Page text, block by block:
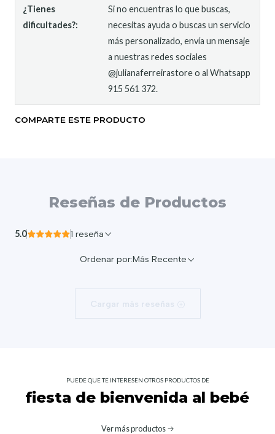
¿Tienes
dificultades?:
Si no encuentras lo que buscas,
necesitas ayuda o buscas un servicio
más personalizado, envía un mensaje
a nuestras redes sociales
@julianaferreirastore o al Whatsapp
915 561 372.
COMPARTE ESTE PRODUCTO
Reseñas de Productos
5.0 1 reseña
Ordenar por:Más Recente
Cargar más reseñas
PUEDE QUE TE INTERESEN OTROS PRODUCTOS DE
fiesta de bienvenida al bebé
Ver más productos